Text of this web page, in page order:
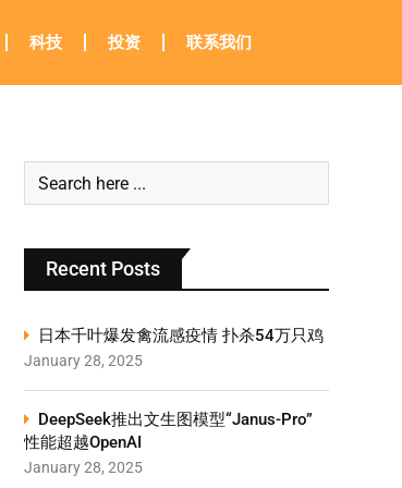
科技 投资 联系我们
Recent Posts
日本千叶爆发禽流感疫情 扑杀54万只鸡
January 28, 2025
DeepSeek推出文生图模型“Janus-Pro”
性能超越OpenAI
January 28, 2025